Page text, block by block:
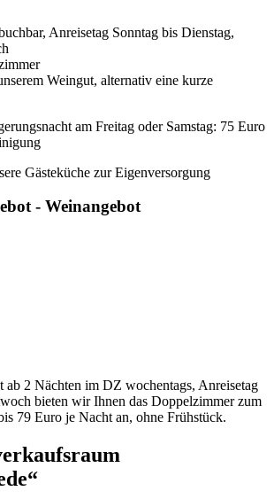
Anreisetag Sonntag bis Dienstag,
Weingut, alternativ eine kurze
am Freitag oder Samstag: 75 Euro
Gästeküche zur Eigenversorgung
- Weinangebot
ab 2 Nächten im DZ wochentags, Anreisetag
bieten wir Ihnen das Doppelzimmer zum
79 Euro je Nacht an, ohne Frühstück.